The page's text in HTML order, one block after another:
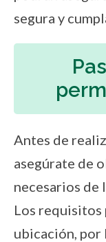
segura y
Antes de
asegúrate de
necesarios de
Los requisitos
ubicación, por